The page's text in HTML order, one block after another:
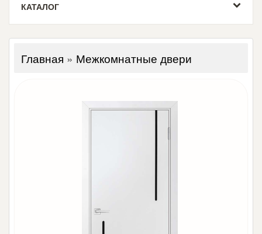
КАТАЛОГ
Главная » Межкомнатные двери